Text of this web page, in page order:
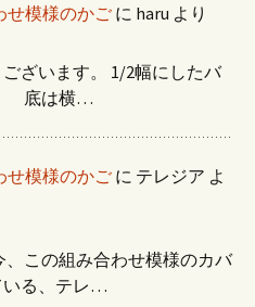
せ模様のかご に haru より
ざいます。 1/2幅にしたバ
底は横…
せ模様のかご に テレジア よ
、この組み合わせ模様のカバ
いる、テレ…